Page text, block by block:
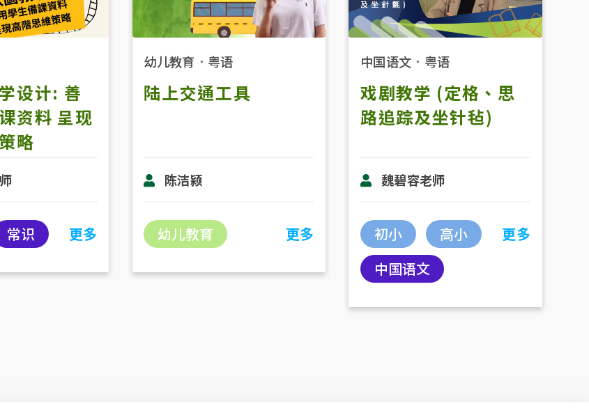
设计: 善
资料 呈现
略
常识 更多
幼儿教育 ． 粤语
陆上交通工具
陈洁颍
幼儿教育 更多
中国语文 ． 粤语
戏剧教学 (定格、思
路追踪及坐针毡)
魏碧容老师
初小
高小
中国语文
更多